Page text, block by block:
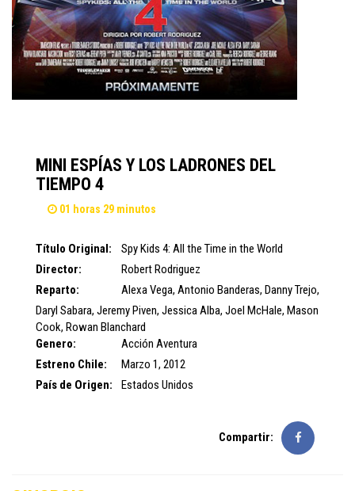
MINI ESPÍAS Y LOS LADRONES DEL
TIEMPO 4
01 horas 29 minutos
Título Original:
Spy Kids 4: All the Time in the World
Director:
Robert Rodriguez
Reparto:
Alexa Vega, Antonio Banderas, Danny Trejo,
Daryl Sabara, Jeremy Piven, Jessica Alba, Joel McHale, Mason
Cook, Rowan Blanchard
Genero:
Acción Aventura
Estreno Chile:
Marzo 1, 2012
País de Origen:
Estados Unidos
Compartir: